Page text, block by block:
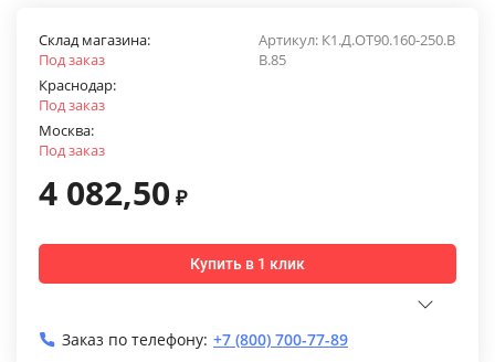
Артикул: К1.Д.ОТ90.160-250.В
В.85
Склад магазина:
Под заказ
Краснодар:
Под заказ
Москва:
Под заказ
4 082,50 ₽
Купить в 1 клик
Заказ по телефону: +7 (800) 700-77-89